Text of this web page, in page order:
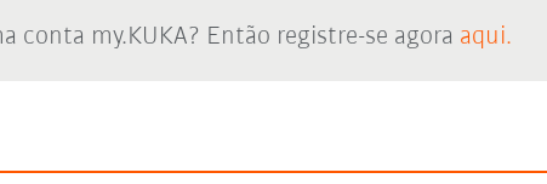
conta my.KUKA? Então registre-se agora aqui.